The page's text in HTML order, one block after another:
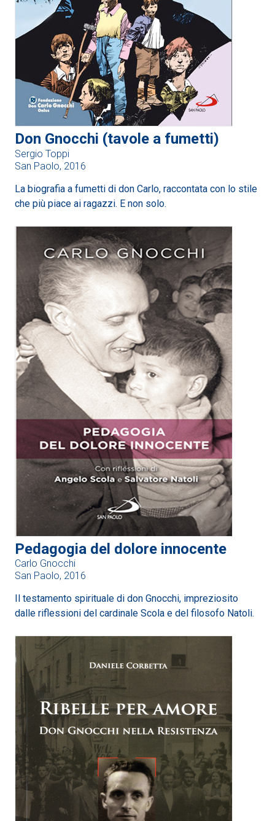
Don Gnocchi (tavole a fumetti)
Sergio Toppi
San Paolo, 2016
La biografia a fumetti di don Carlo, raccontata con lo stile
che più piace ai ragazzi. E non solo.
Pedagogia del dolore innocente
Carlo Gnocchi
San Paolo, 2016
Il testamento spirituale di don Gnocchi, impreziosito
dalle riflessioni del cardinale Scola e del filosofo Natoli.